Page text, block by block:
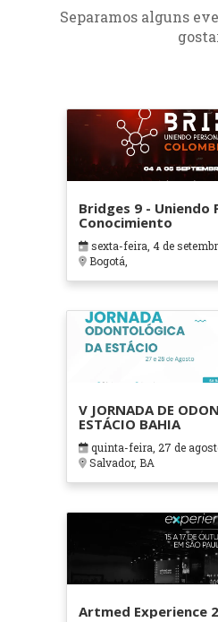
Separamos alguns
Bridges 9 - Uniendo
Conocimiento
sexta-feira, 4 de
Bogotá,
V JORNADA DE
ESTÁCIO BAHIA
quinta-feira, 27 de
Salvador, BA
Artmed Experience